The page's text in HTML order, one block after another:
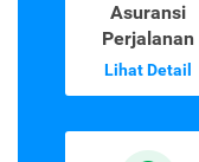
Asuransi
Perjalanan
Lihat Detail